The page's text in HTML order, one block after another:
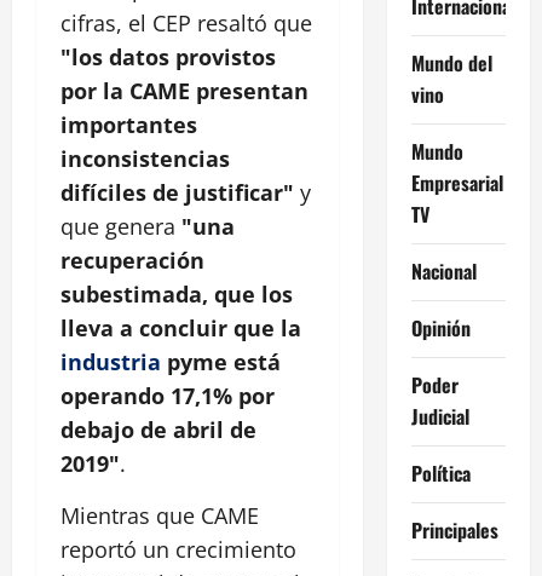
cifras, el CEP resaltó que
"los datos provistos
por la CAME presentan
importantes
inconsistencias
difíciles de justificar" y
que genera "una
recuperación
subestimada, que los
lleva a concluir que la
industria pyme está
operando 17,1% por
debajo de abril de
2019".
Mientras que CAME
reportó un crecimiento
Mundo del
vino
Mundo
Empresarial
TV
Nacional
Opinión
Poder
Judicial
Política
Principales